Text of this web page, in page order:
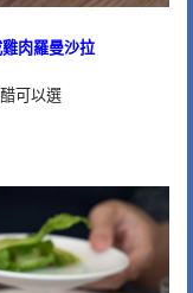
肉羅曼沙拉
可以選